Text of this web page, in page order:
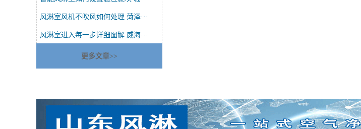
风淋室风机不吹风如何处理 菏泽···
风淋室进入每一步详细图解 威海···
更多文章>>